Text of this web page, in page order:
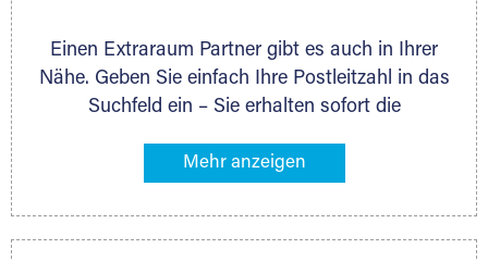
Einen Extraraum Partner gibt es auch in Ihrer
Nähe. Geben Sie einfach Ihre Postleitzahl in das
Suchfeld ein – Sie erhalten sofort die
Lagermöglichkeiten in Ihrer Nähe. An zahlreichen
direkt online mieten. Gibt es Extraraum noch